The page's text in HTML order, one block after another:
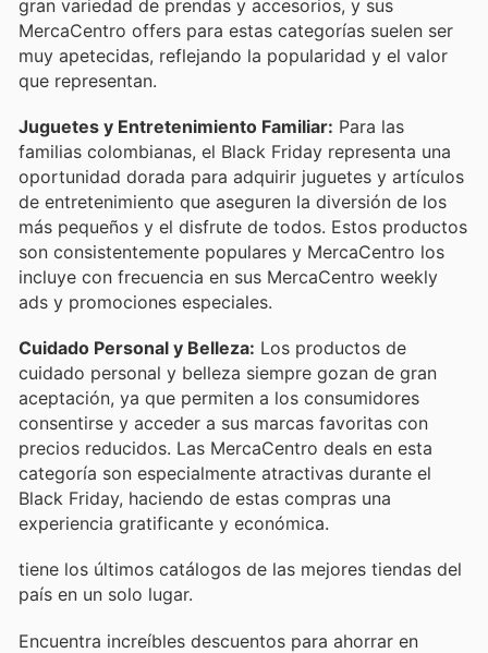
gran variedad de prendas y accesorios, y sus
MercaCentro offers para estas categorías suelen ser
muy apetecidas, reflejando la popularidad y el valor
que representan.
Juguetes y Entretenimiento Familiar: Para las
familias colombianas, el Black Friday representa una
oportunidad dorada para adquirir juguetes y artículos
de entretenimiento que aseguren la diversión de los
más pequeños y el disfrute de todos. Estos productos
son consistentemente populares y MercaCentro los
incluye con frecuencia en sus MercaCentro weekly
ads y promociones especiales.
Cuidado Personal y Belleza: Los productos de
cuidado personal y belleza siempre gozan de gran
aceptación, ya que permiten a los consumidores
consentirse y acceder a sus marcas favoritas con
precios reducidos. Las MercaCentro deals en esta
categoría son especialmente atractivas durante el
Black Friday, haciendo de estas compras una
experiencia gratificante y económica.
tiene los últimos catálogos de las mejores tiendas del
país en un solo lugar.
Encuentra increíbles descuentos para ahorrar en